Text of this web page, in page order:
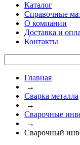
Каталог
Справочные
О компании
Доставка и
Контакты
Главная
→
Сварка металла
→
Сварочные
→
Сварочный